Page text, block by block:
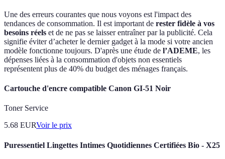
Une des erreurs courantes que nous voyons est l'impact des
tendances de consommation. Il est important de rester fidèle à vos
besoins réels et de ne pas se laisser entraîner par la publicité. Cela
signifie éviter d’acheter le dernier gadget à la mode si votre ancien
modèle fonctionne toujours. D'après une étude de l’ADEME, les
dépenses liées à la consommation d'objets non essentiels
représentent plus de 40% du budget des ménages français.
Cartouche d'encre compatible Canon GI-51 Noir
Toner Service
5.68 EURVoir le prix
Puressentiel Lingettes Intimes Quotidiennes Certifiées Bio - X25